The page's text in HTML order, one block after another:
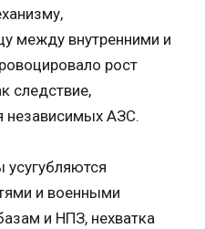
между внутренними и
рост
следствие,
независимых АЗС.
и военными
и НПЗ, нехватка